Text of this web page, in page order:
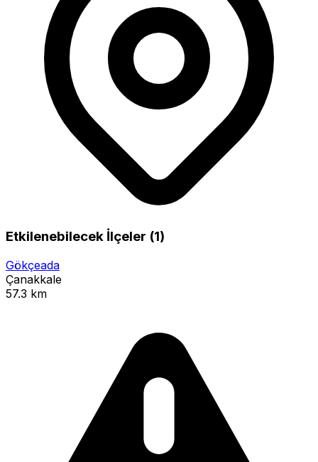
Etkilenebilecek İlçeler (1)
Gökçeada
Çanakkale
57.3 km